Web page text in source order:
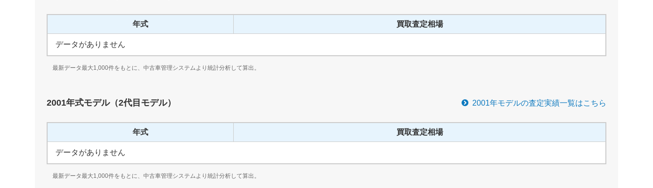
年式 買取査定相場
データがありません
最新データ最大1,000件をもとに、中古車管理システムより統計分析して算出。
2001年式モデル（2代目 モデル） 2001年モデルの査定実績一覧はこちら
年式 買取査定相場
データがありません
最新データ最大1,000件をもとに、中古車管理システムより統計分析して算出。